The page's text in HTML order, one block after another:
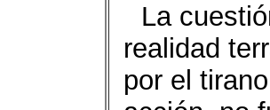
La
realidad
por el